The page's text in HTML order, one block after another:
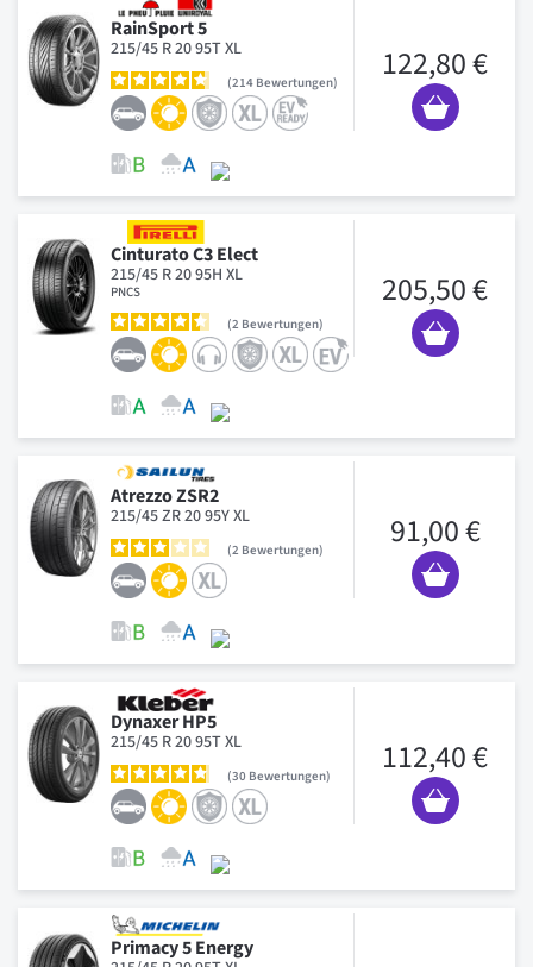
RainSport 5
215/45 R 20 95T XL
214 Bewertungen 122,80 €
Cinturato C3 Elect
215/45 R 20 95H XL
PNCS
2 Bewertungen
205,50 €
Atrezzo ZSR2
215/45 ZR 20 95Y XL
2 Bewertungen 91,00 €
Dynaxer HP5
215/45 R 20 95T XL
30 Bewertungen 112,40 €
Primacy 5 Energy